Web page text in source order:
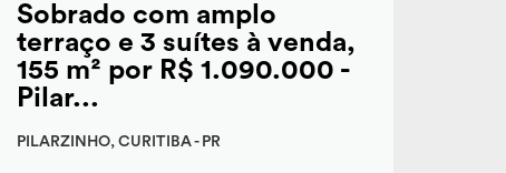
Sobrado com amplo
terraço e 3 suítes à venda,
155 m² por R$ 1.090.000 -
Pilar...
PILARZINHO, CURITIBA - PR